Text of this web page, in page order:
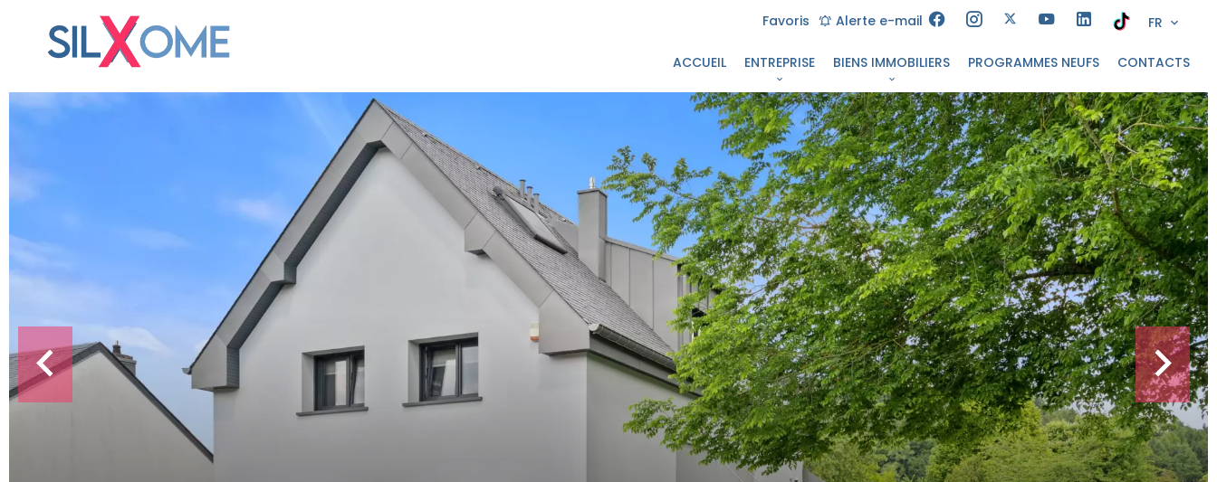
Favoris Alerte e-mail FR
ACCUEIL ENTREPRISE BIENS IMMOBILIERS PROGRAMMES NEUFS CONTACTS